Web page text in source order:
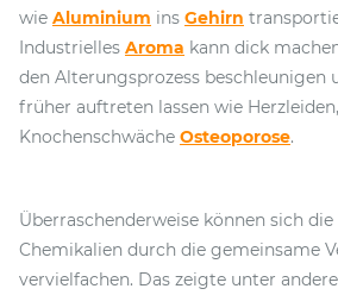
wie Aluminium ins Gehirn
Industrielles Aroma kann dick
den Alterungsprozess beschleunigen
früher auftreten lassen wie
Knochenschwäche Osteoporose.
Überraschenderweise können sich
Chemikalien durch die gemeinsame
vervielfachen. Das zeigte unter